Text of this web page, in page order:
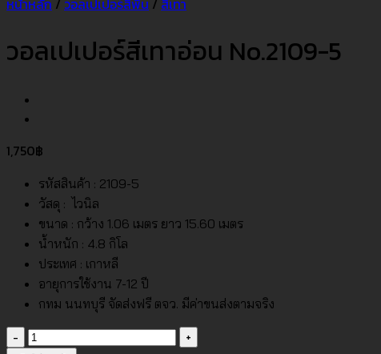
หน้าหลัก / วอลเปเปอร์สีพื้น / สีเทา
วอลเปเปอร์สีเทาอ่อน No.2109-5
1,750฿
รหัสสินค้า : 2109-5
วัสดุ : ไวนิล
ขนาด : กว้าง 1.06 เมตร ยาว 15.60 เมตร
น้ำหนัก : 4.8 กิโล
ประเทศ : เกาหลี
อายุการใช้งาน 7-12 ปี
กทม นนทบุรี จัดส่งฟรี ตจว. มีค่าขนส่งตามจริง
จำนวน